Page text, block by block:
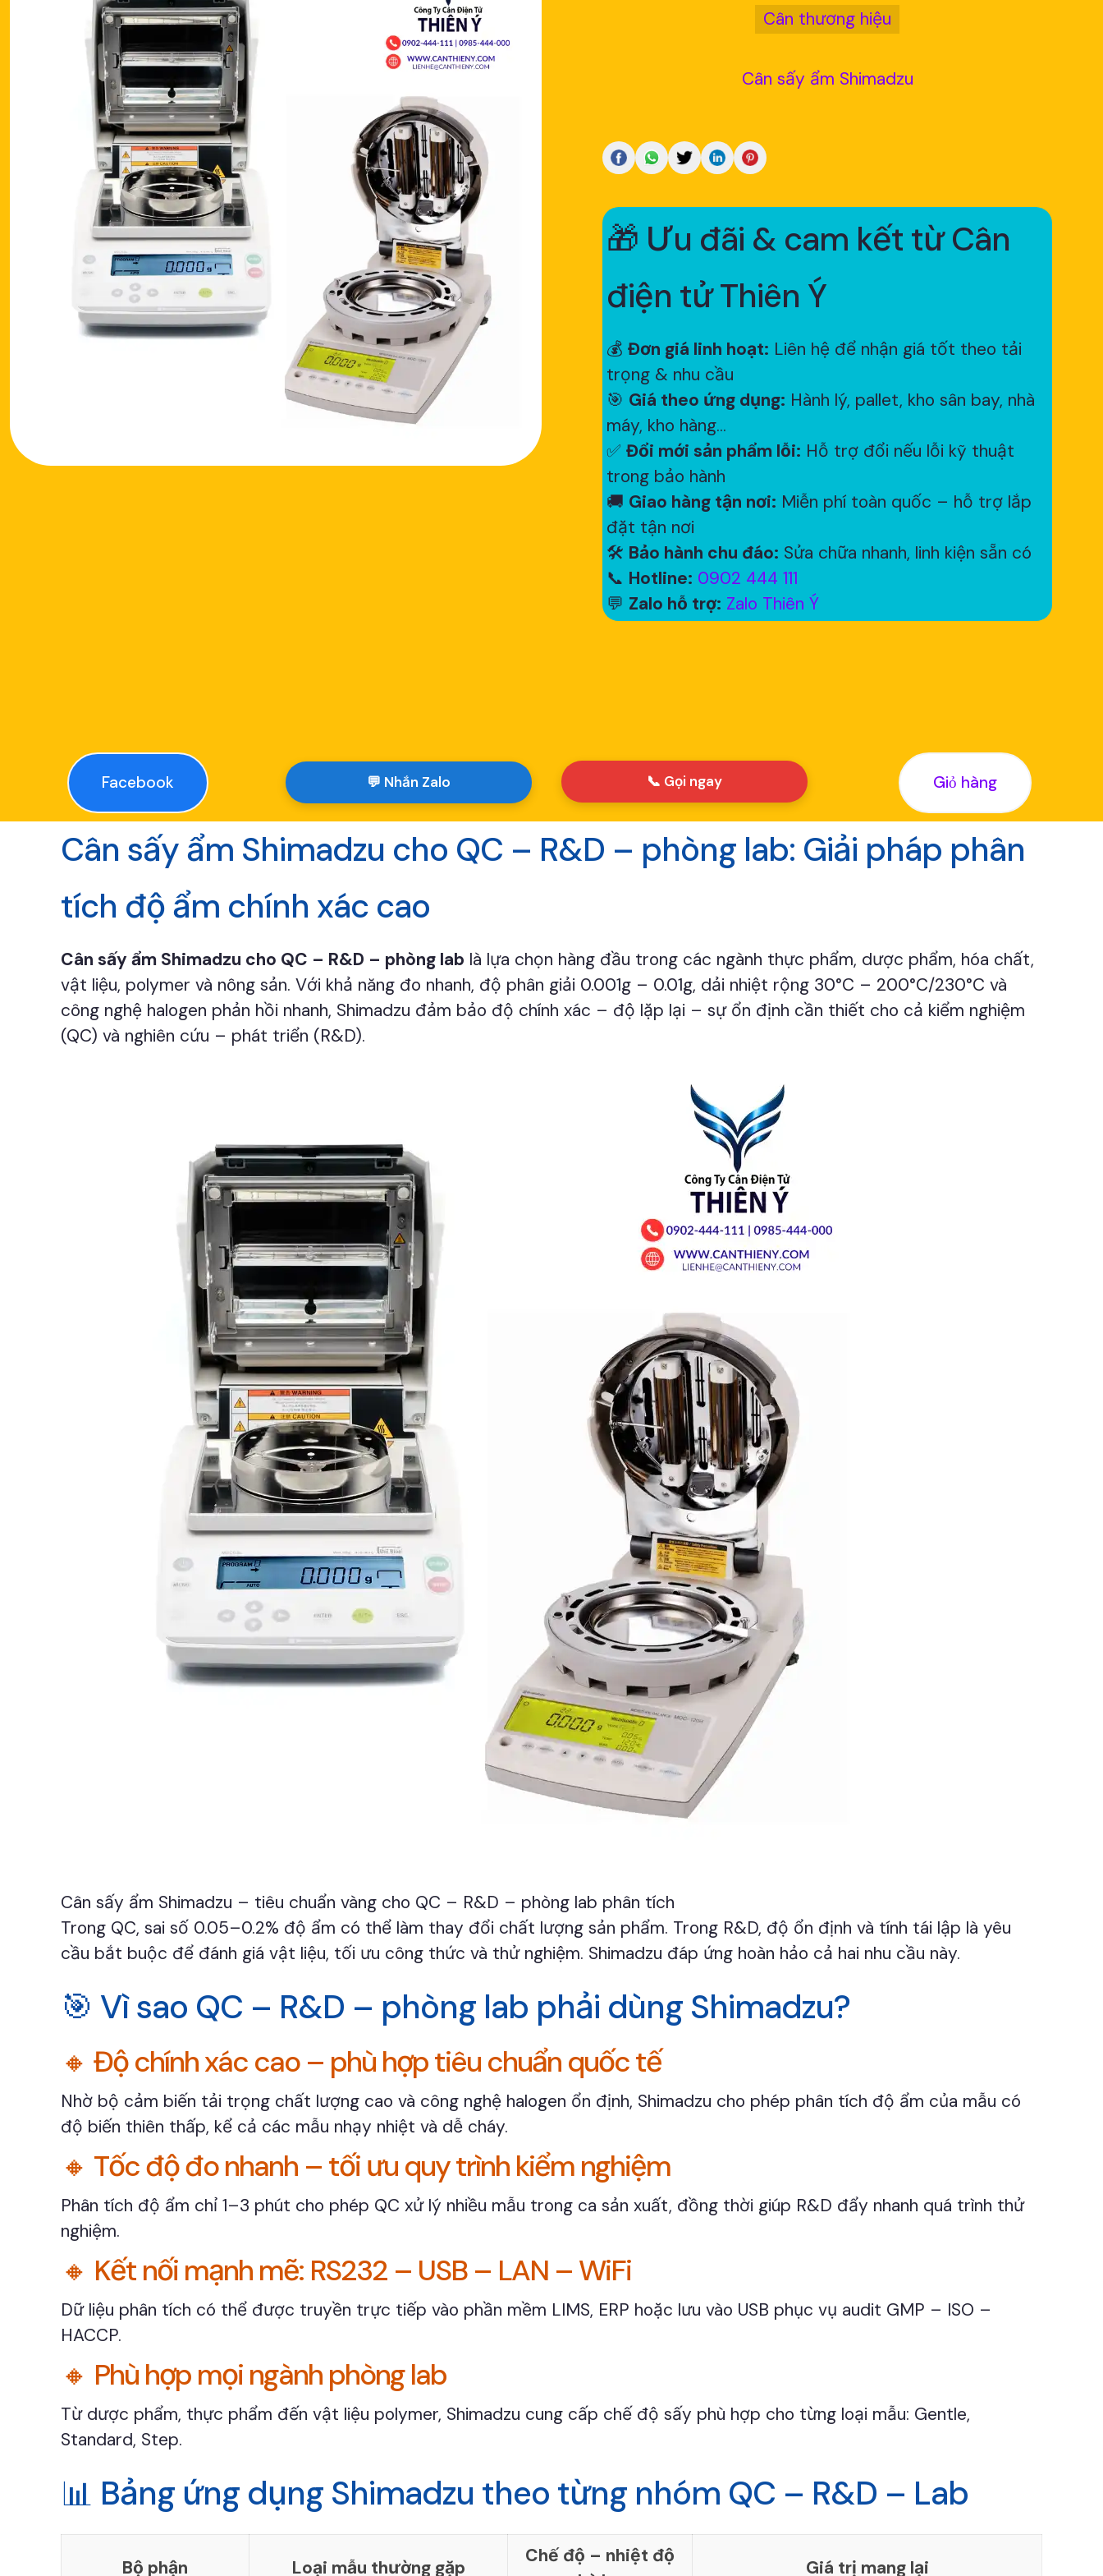
Cân thương hiệu
Cân sấy ẩm Shimadzu
🎁 Ưu đãi & cam kết từ Cân
điện tử Thiên Ý
💰 Đơn giá linh hoạt: Liên hệ để nhận giá tốt theo tải
trọng & nhu cầu
🎯 Giá theo ứng dụng: Hành lý, pallet, kho sân bay, nhà
máy, kho hàng...
✅ Đổi mới sản phẩm lỗi: Hỗ trợ đổi nếu lỗi kỹ thuật
trong bảo hành
🚚 Giao hàng tận nơi: Miễn phí toàn quốc – hỗ trợ lắp
đặt tận nơi
🛠 Bảo hành chu đáo: Sửa chữa nhanh, linh kiện sẵn có
📞 Hotline: 0902 444 111
💬 Zalo hỗ trợ: Zalo Thiên Ý
Facebook 💬 Nhắn Zalo 📞 Gọi ngay Giỏ hàng
Cân sấy ẩm Shimadzu cho QC – R&D – phòng lab: Giải pháp phân
tích độ ẩm chính xác cao
Cân sấy ẩm Shimadzu cho QC – R&D – phòng lab là lựa chọn hàng đầu trong các ngành thực phẩm, dược phẩm, hóa chất,
vật liệu, polymer và nông sản. Với khả năng đo nhanh, độ phân giải 0.001g – 0.01g, dải nhiệt rộng 30°C – 200°C/230°C và
công nghệ halogen phản hồi nhanh, Shimadzu đảm bảo độ chính xác – độ lặp lại – sự ổn định cần thiết cho cả kiểm nghiệm
(QC) và nghiên cứu – phát triển (R&D).
Cân sấy ẩm Shimadzu – tiêu chuẩn vàng cho QC – R&D – phòng lab phân tích
Trong QC, sai số 0.05–0.2% độ ẩm có thể làm thay đổi chất lượng sản phẩm. Trong R&D, độ ổn định và tính tái lập là yêu
cầu bắt buộc để đánh giá vật liệu, tối ưu công thức và thử nghiệm. Shimadzu đáp ứng hoàn hảo cả hai nhu cầu này.
🎯 Vì sao QC – R&D – phòng lab phải dùng Shimadzu?
🔸 Độ chính xác cao – phù hợp tiêu chuẩn quốc tế
Nhờ bộ cảm biến tải trọng chất lượng cao và công nghệ halogen ổn định, Shimadzu cho phép phân tích độ ẩm của mẫu có
độ biến thiên thấp, kể cả các mẫu nhạy nhiệt và dễ cháy.
🔸 Tốc độ đo nhanh – tối ưu quy trình kiểm nghiệm
Phân tích độ ẩm chỉ 1–3 phút cho phép QC xử lý nhiều mẫu trong ca sản xuất, đồng thời giúp R&D đẩy nhanh quá trình thử
nghiệm.
🔸 Kết nối mạnh mẽ: RS232 – USB – LAN – WiFi
Dữ liệu phân tích có thể được truyền trực tiếp vào phần mềm LIMS, ERP hoặc lưu vào USB phục vụ audit GMP – ISO –
HACCP.
🔸 Phù hợp mọi ngành phòng lab
Từ dược phẩm, thực phẩm đến vật liệu polymer, Shimadzu cung cấp chế độ sấy phù hợp cho từng loại mẫu: Gentle,
Standard, Step.
📊 Bảng ứng dụng Shimadzu theo từng nhóm QC – R&D – Lab
Bộ phận Loại mẫu thường gặp
Chế độ – nhiệt độ
Giá trị mang lại